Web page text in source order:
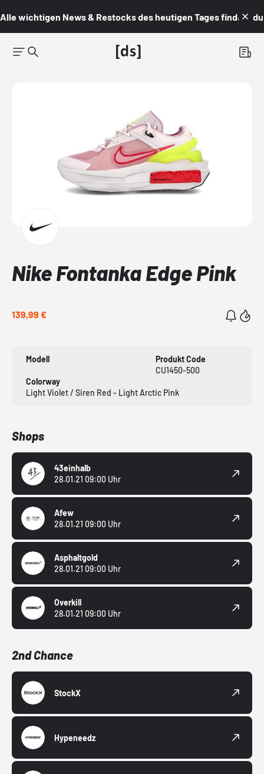
Alle wichtigen News & Restocks des heutigen Tages findest du
Nike Fontanka Edge Pink
139,99 €
Modell
Produkt Code
CU1450-500
Colorway
Light Violet / Siren Red - Light Arctic Pink
Shops
43einhalb
28.01.21 09:00 Uhr
Afew
28.01.21 09:00 Uhr
Asphaltgold
28.01.21 09:00 Uhr
Overkill
28.01.21 09:00 Uhr
2nd Chance
StockX
Hypeneedz